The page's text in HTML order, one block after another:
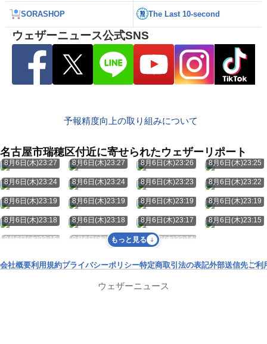
SORASHOP The Last 10-second
ウェザーニュース公式SNS
予報精度向上の取り組みについて
名古屋市瑞穂区付近に寄せられたウェザーリポート
8月6日(木)23:27 8月6日(木)23:27 8月6日(木)23:26 8月6日(木)23:25
8月6日(木)23:24 8月6日(木)23:24 8月6日(木)23:23 8月6日(木)23:22
8月6日(木)23:19 8月6日(木)23:19 8月6日(木)23:19 8月6日(木)23:19
8月6日(木)23:18 8月6日(木)23:18 8月6日(木)23:17 8月6日(木)23:15
8月6日(木)23:15 8月6日(木)23:14 8月6日(木)23:14
もっと見る
会社概要利用規約プライバシーポリシー特定商取引法の表記外部送信先ご利
ウェザーニュース